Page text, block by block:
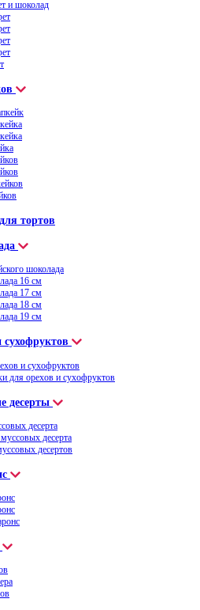
и шоколад
тортов
шоколада
16 см
17 см
18 см
19 см
и сухофруктов
для орехов и сухофруктов
десерты
десерта
десерта
десертов